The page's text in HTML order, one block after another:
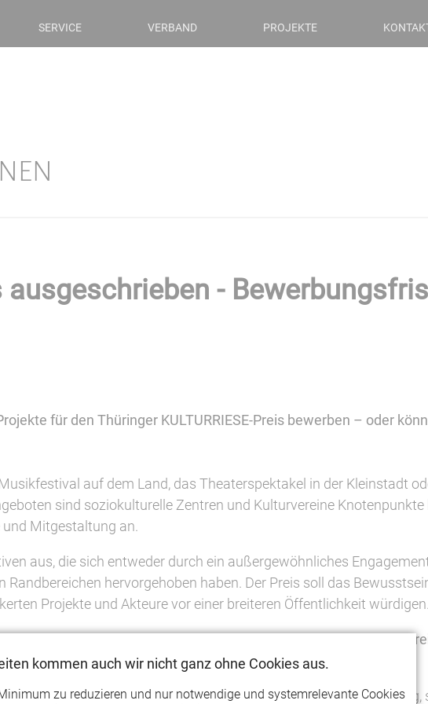
SERVICE VERBAND PROJEKTE
ausgeschrieben -
für den Thüringer KULTURRIESE-Preis bewerben – oder
auf dem Land, das Theaterspektakel in der Kleinstadt
sind soziokulturelle Zentren und Kulturvereine Knotenpunkte
und Mitgestaltung an.
aus, die sich entweder durch ein außergewöhnliches
hervorgehoben haben. Der Preis soll das
Projekte und Akteure vor einer breiteren Öffentlichkeit würdigen.
fünf Bewerber, aus denen der KULTURRIESE gewählt wird.
Der
Sonderpreis der Jury vergeben werden.
gestiftet. Das macht den KULTURRIESEN nicht nur unabhängig,
kommen auch wir nicht ganz ohne Cookies aus.
zu reduzieren und nur notwendige und systemrelevante Cookies